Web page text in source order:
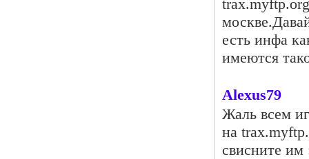
есть инфа
имеются
Alexus79
Жаль всем
на
свисните им